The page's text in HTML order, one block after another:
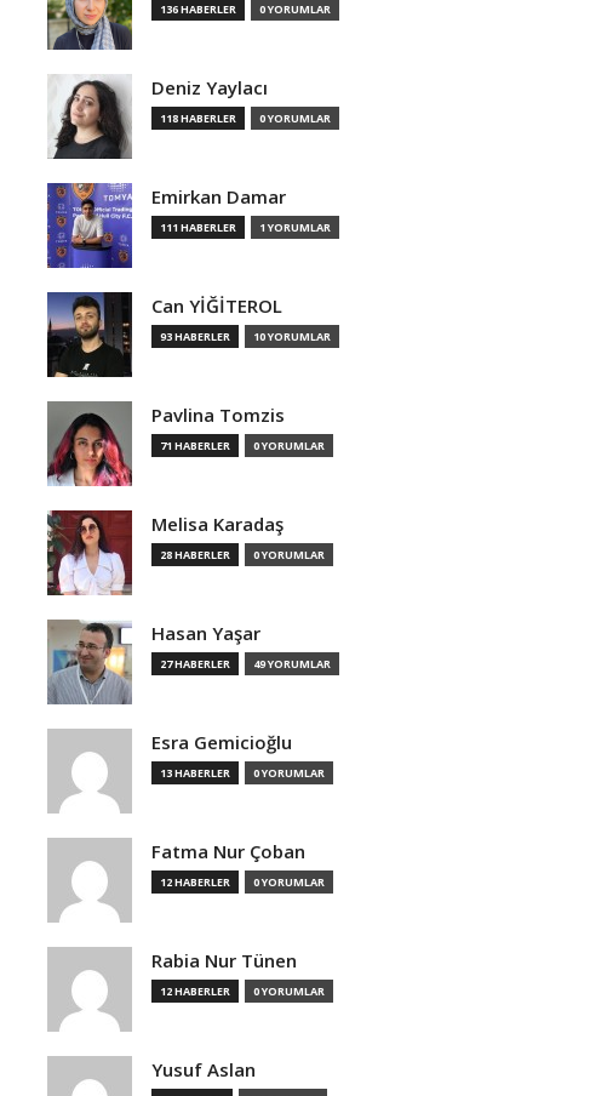
136 HABERLER 0 YORUMLAR
Deniz Yaylacı
118 HABERLER 0 YORUMLAR
Emirkan Damar
111 HABERLER 1 YORUMLAR
Can YİĞİTEROL
93 HABERLER 10 YORUMLAR
Pavlina Tomzis
71 HABERLER 0 YORUMLAR
Melisa Karadaş
28 HABERLER 0 YORUMLAR
Hasan Yaşar
27 HABERLER 49 YORUMLAR
Esra Gemicioğlu
13 HABERLER 0 YORUMLAR
Fatma Nur Çoban
12 HABERLER 0 YORUMLAR
Rabia Nur Tünen
12 HABERLER 0 YORUMLAR
Yusuf Aslan